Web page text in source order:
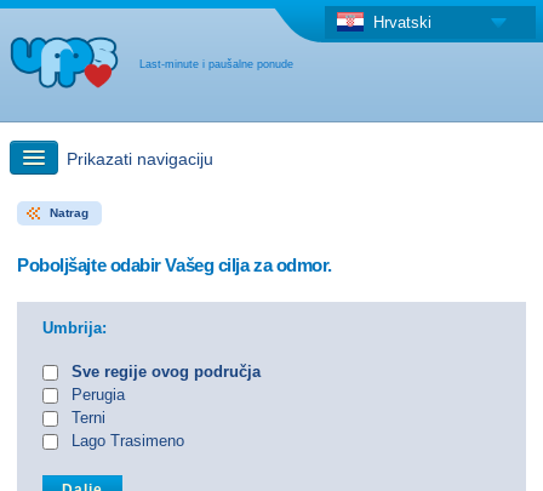
Last-minute i paušalne ponude
Hrvatski
Prikazati navigaciju
Brzo traženje
Druga država
Natrag
Poboljšajte odabir Vašeg cilja za odmor.
Umbrija:
Sve regije ovog područja
Perugia
Terni
Lago Trasimeno